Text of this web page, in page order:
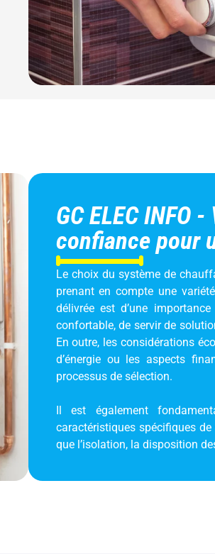
GC ELEC INFO
confiance pour
Le choix du système de
prenant en compte une
délivrée est d’une
confortable, de servir de
En outre, les considérations
d’énergie ou les aspects
processus de sélection.
Il est également
caractéristiques spécifiques
que l’isolation, la disposition